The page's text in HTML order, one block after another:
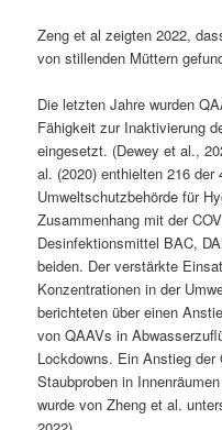
Zeng et al zeigten 2022,
von stillenden Müttern
Die letzten Jahre wurden
Fähigkeit zur Inaktivierung
eingesetzt. (Dewey et al.,
al. (2020) enthielten 216 der
Umweltschutzbehörde für
Zusammenhang mit der
Desinfektionsmittel BAC,
beiden. Der verstärkte
Konzentrationen in der
berichteten über einen
von QAAVs in
Lockdowns. Ein Anstieg der
Staubproben in
wurde von Zheng et al.